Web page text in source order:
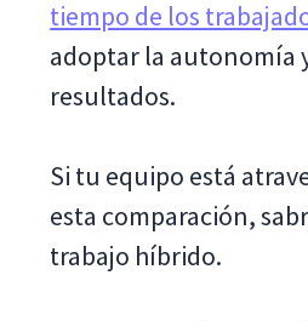
tiempo de los
adoptar la autonomía
resultados.
Si tu equipo está
esta comparación,
trabajo híbrido.